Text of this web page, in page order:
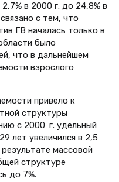
в 2000 г. до 24,8% в
с тем, что
ГВ началась только в
было
что в дальнейшем
взрослого
привело к
структуры
с 2000 г. удельный
лет увеличился в 2,5
массовой
структуре
до 7%.